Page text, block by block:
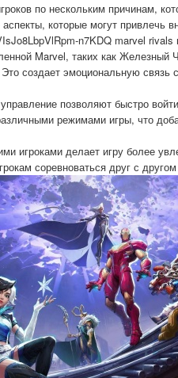
по нескольким причинам,
которые могут привлечь
n7KDQ marvel rivals
Marvel, таких как Железный
создает эмоциональную связь
позволяют быстро
режимами игры, что
игроками делает игру более
соревноваться друг с